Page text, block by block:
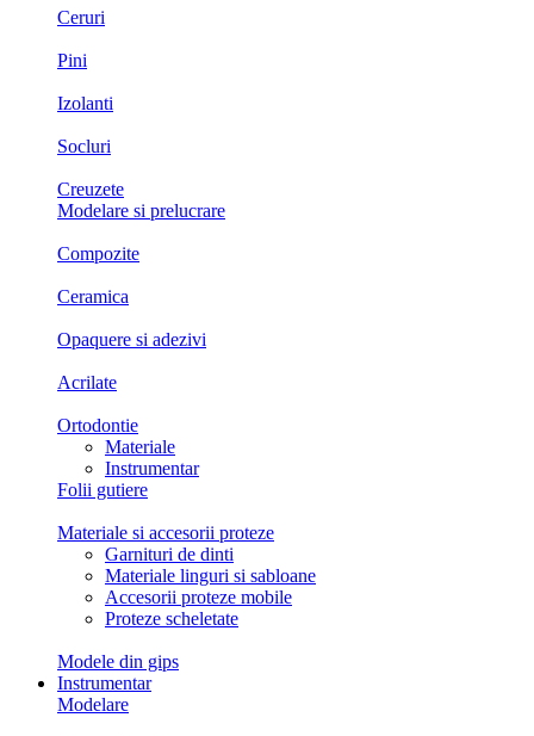
Ceruri
Pini
Izolanti
Socluri
Creuzete
Modelare si prelucrare
Compozite
Ceramica
Opaquere si adezivi
Acrilate
Ortodontie
Materiale
Instrumentar
Folii gutiere
Materiale si accesorii proteze
Garnituri de dinti
Materiale linguri si sabloane
Accesorii proteze mobile
Proteze scheletate
Modele din gips
Instrumentar
Modelare